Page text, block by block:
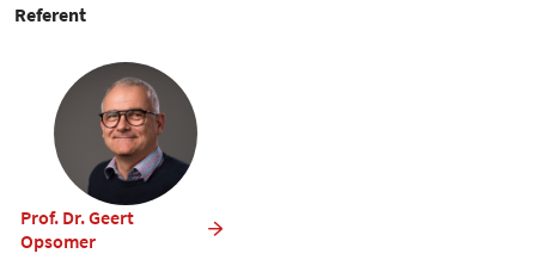
Referent
Prof. Dr. Geert
Opsomer